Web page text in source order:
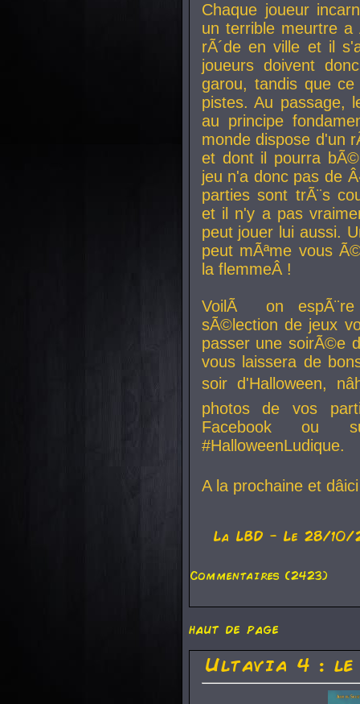
Chaque joueur
un terrible meurtre
rÃ´de en ville et il
joueurs doivent
garou, tandis que
pistes. Au passage,
au principe
monde dispose d'un
et dont il pourra
jeu n'a donc pas de
parties sont trÃ¨s
et il n'y a pas
peut jouer lui aussi.
peut mÃªme vous
la flemmeÂ !
VoilÃ on
sÃ©lection de jeux
passer une soirÃ©e
vous laissera de
soir d'Halloween,
photos de vos
Facebook ou
#HalloweenLudique.
A la prochaine et
La LBD - Le 28/10/
Commentaires (2423)
haut de page
Ultavia 4 :